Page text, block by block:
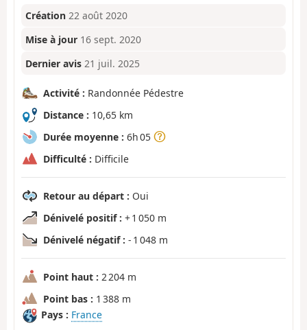
Création 22 août 2020
Mise à jour 16 sept. 2020
Dernier avis 21 juil. 2025
Activité : Randonnée Pédestre
Distance : 10,65 km
Durée moyenne : 6h 05
Difficulté : Difficile
Retour au départ : Oui
Dénivelé positif : + 1 050 m
Dénivelé négatif : - 1 048 m
Point haut : 2 204 m
Point bas : 1 388 m
Pays : France